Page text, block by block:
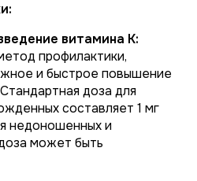
витамина К:
профилактики,
и быстрое повышение
доза для
составляет 1 мг
недоношенных и
может быть